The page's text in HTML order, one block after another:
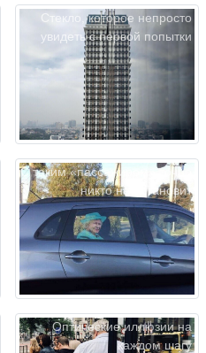
Стекло, которое непросто
увидеть с первой попытки
С таким «пассажиром» точно
никто не остановит
Оптические иллюзии на
каждом шагу